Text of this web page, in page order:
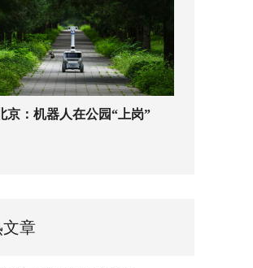
京：机器人在公园“上岗”
章